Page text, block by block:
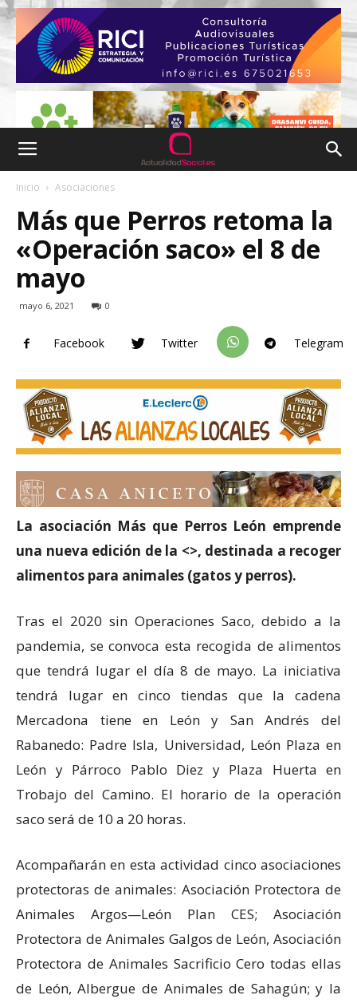
Inicio Asociaciones
Más que Perros retoma la
«Operación saco» el 8 de
mayo
mayo 6, 2021 0
Facebook Twitter Telegram
La asociación Más que Perros León emprende
una nueva edición de la <>, destinada a recoger
alimentos para animales (gatos y perros).
Tras el 2020 sin Operaciones Saco, debido a la
pandemia, se convoca esta recogida de alimentos
que tendrá lugar el día 8 de mayo. La iniciativa
tendrá lugar en cinco tiendas que la cadena
Mercadona tiene en León y San Andrés del
Rabanedo: Padre Isla, Universidad, León Plaza en
León y Párroco Pablo Diez y Plaza Huerta en
Trobajo del Camino. El horario de la operación
saco será de 10 a 20 horas.
Acompañarán en esta actividad cinco asociaciones
protectoras de animales: Asociación Protectora de
Animales Argos—León Plan CES; Asociación
Protectora de Animales Galgos de León, Asociación
Protectora de Animales Sacrificio Cero todas ellas
de León, Albergue de Animales de Sahagún; y la